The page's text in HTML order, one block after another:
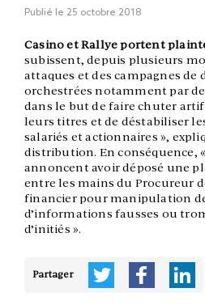
Publié le 25 octobre 2018
Casino et Rallye portent
subissent, depuis plusieurs
attaques et des campagnes
orchestrées notamment par
dans le but de faire chuter
leurs titres et de déstabiliser
salariés et actionnaires »,
distribution. En conséquence,
annoncent avoir déposé une
entre les mains du Procureur
financier pour manipulation
d’informations fausses ou
d’initiés ».
Partager